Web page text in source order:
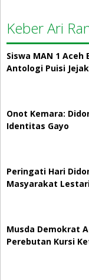
Keber Ari
Siswa MAN 1
Antologi Puisi
Onot Kemara:
Identitas Gayo
Peringati Hari
Masyarakat
Musda Demokrat
Perebutan Kursi